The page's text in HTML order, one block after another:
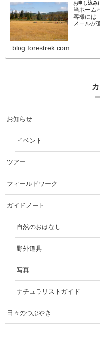
お申し込み
当ホーム
客様には
メールが
blog.forestrek.com
お知らせ
イベント
ツアー
フィールドワーク
ガイドノート
自然のおはなし
野外道具
写真
ナチュラリストガイド
日々のつぶやき